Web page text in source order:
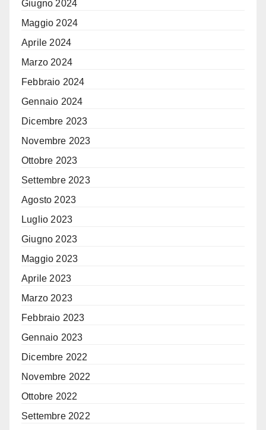
Giugno 2024
Maggio 2024
Aprile 2024
Marzo 2024
Febbraio 2024
Gennaio 2024
Dicembre 2023
Novembre 2023
Ottobre 2023
Settembre 2023
Agosto 2023
Luglio 2023
Giugno 2023
Maggio 2023
Aprile 2023
Marzo 2023
Febbraio 2023
Gennaio 2023
Dicembre 2022
Novembre 2022
Ottobre 2022
Settembre 2022